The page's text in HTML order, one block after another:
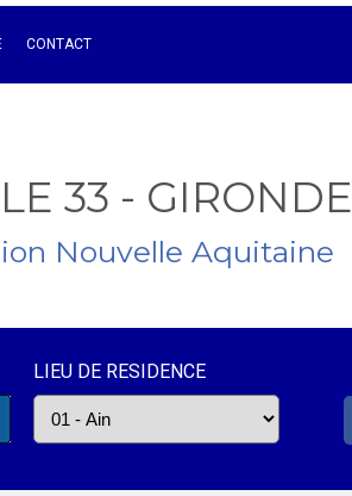
CONTACT
33 - GIRONDE
Nouvelle Aquitaine
LIEU DE RESIDENCE